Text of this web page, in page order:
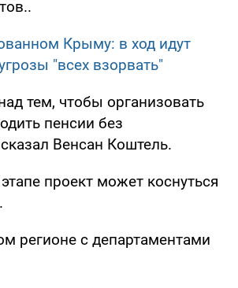
Крыму: в ход идут
"всех взорвать"
тем, чтобы организовать
пенсии без
Венсан Коштель.
проект может коснуться
регионе с департаментами